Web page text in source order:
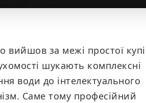
вийшов за межі простої
шукають комплексні
води до інтелектуального
Саме тому професійний